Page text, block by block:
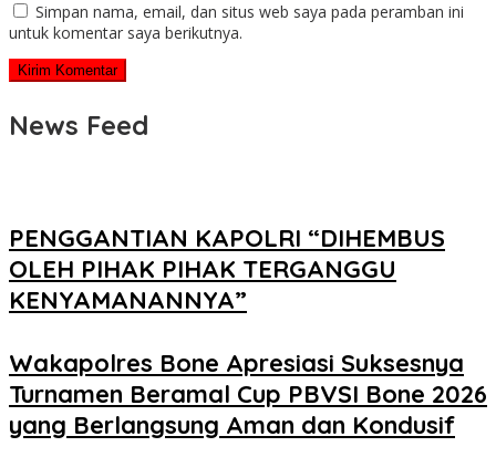
Simpan nama, email, dan situs web saya pada peramban ini
untuk komentar saya berikutnya.
News Feed
PENGGANTIAN KAPOLRI “DIHEMBUS
OLEH PIHAK PIHAK TERGANGGU
KENYAMANANNYA”
Wakapolres Bone Apresiasi Suksesnya
Turnamen Beramal Cup PBVSI Bone 2026
yang Berlangsung Aman dan Kondusif